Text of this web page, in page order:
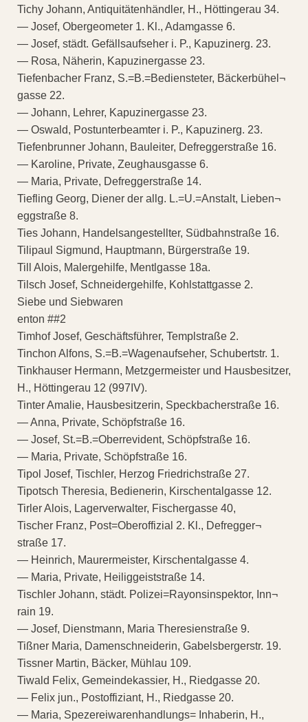
Tichy Johann, Antiquitätenhändler, H., Höttingerau 34.
— Josef, Obergeometer 1. Kl., Adamgasse 6.
— Josef, städt. Gefällsaufseher i. P., Kapuzinerg. 23.
— Rosa, Näherin, Kapuzinergasse 23.
Tiefenbacher Franz, S.=B.=Bediensteter, Bäckerbühel¬
gasse 22.
— Johann, Lehrer, Kapuzinergasse 23.
— Oswald, Postunterbeamter i. P., Kapuzinerg. 23.
Tiefenbrunner Johann, Bauleiter, Defreggerstraße 16.
— Karoline, Private, Zeughausgasse 6.
— Maria, Private, Defreggerstraße 14.
Tiefling Georg, Diener der allg. L.=U.=Anstalt, Lieben¬
eggstraße 8.
Ties Johann, Handelsangestellter, Südbahnstraße 16.
Tilipaul Sigmund, Hauptmann, Bürgerstraße 19.
Till Alois, Malergehilfe, Mentlgasse 18a.
Tilsch Josef, Schneidergehilfe, Kohlstattgasse 2.
Siebe und Siebwaren
enton ##2
Timhof Josef, Geschäftsführer, Templstraße 2.
Tinchon Alfons, S.=B.=Wagenaufseher, Schubertstr. 1.
Tinkhauser Hermann, Metzgermeister und Hausbesitzer,
H., Höttingerau 12 (997IV).
Tinter Amalie, Hausbesitzerin, Speckbacherstraße 16.
— Anna, Private, Schöpfstraße 16.
— Josef, St.=B.=Oberrevident, Schöpfstraße 16.
— Maria, Private, Schöpfstraße 16.
Tipol Josef, Tischler, Herzog Friedrichstraße 27.
Tipotsch Theresia, Bedienerin, Kirschentalgasse 12.
Tirler Alois, Lagerverwalter, Fischergasse 40,
Tischer Franz, Post=Oberoffizial 2. Kl., Defregger¬
straße 17.
— Heinrich, Maurermeister, Kirschentalgasse 4.
— Maria, Private, Heiliggeiststraße 14.
Tischler Johann, städt. Polizei=Rayonsinspektor, Inn¬
rain 19.
— Josef, Dienstmann, Maria Theresienstraße 9.
Tißner Maria, Damenschneiderin, Gabelsbergerstr. 19.
Tissner Martin, Bäcker, Mühlau 109.
Tiwald Felix, Gemeindekassier, H., Riedgasse 20.
— Felix jun., Postoffiziant, H., Riedgasse 20.
— Maria, Spezereiwarenhandlungs= Inhaberin, H.,